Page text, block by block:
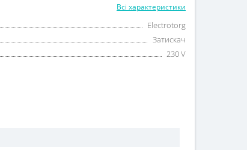
Всі характеристики
Electrotorg
Затискач
230 V